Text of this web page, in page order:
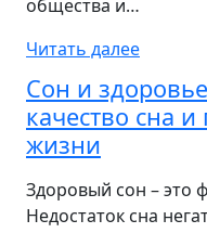
общества и…
Читать далее
Сон и
качество сна
жизни
Здоровый сон – это
Недостаток сна